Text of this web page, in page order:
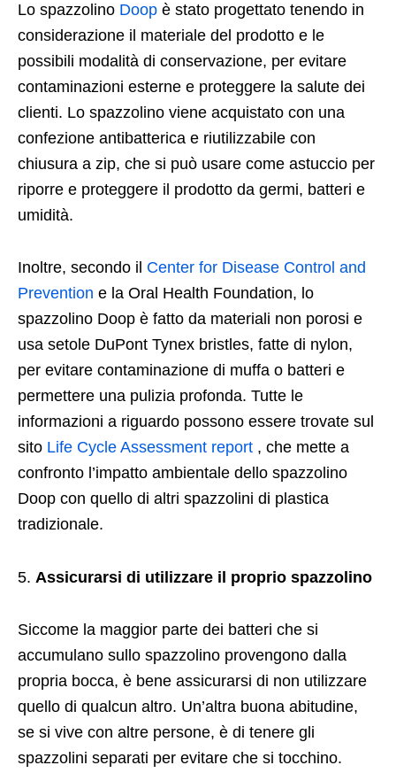
Lo spazzolino Doop è stato progettato tenendo in
considerazione il materiale del prodotto e le
possibili modalità di conservazione, per evitare
contaminazioni esterne e proteggere la salute dei
clienti. Lo spazzolino viene acquistato con una
confezione antibatterica e riutilizzabile con
chiusura a zip, che si può usare come astuccio per
riporre e proteggere il prodotto da germi, batteri e
umidità.
Inoltre, secondo il Center for Disease Control and
Prevention e la Oral Health Foundation, lo
spazzolino Doop è fatto da materiali non porosi e
usa setole DuPont Tynex bristles, fatte di nylon,
per evitare contaminazione di muffa o batteri e
permettere una pulizia profonda. Tutte le
informazioni a riguardo possono essere trovate sul
sito Life Cycle Assessment report , che mette a
confronto l’impatto ambientale dello spazzolino
Doop con quello di altri spazzolini di plastica
tradizionale.
Assicurarsi di utilizzare il proprio spazzolino
Siccome la maggior parte dei batteri che si
accumulano sullo spazzolino provengono dalla
propria bocca, è bene assicurarsi di non utilizzare
quello di qualcun altro. Un’altra buona abitudine,
se si vive con altre persone, è di tenere gli
spazzolini separati per evitare che si tocchino.